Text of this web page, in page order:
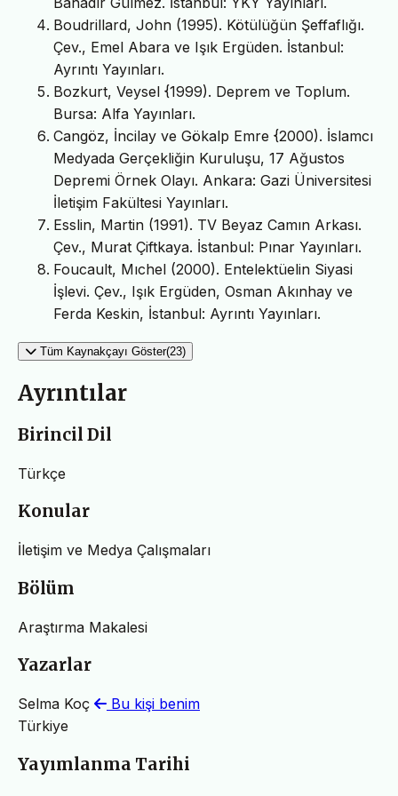
Boudrillard, John (1995). Kötülüğün Şeffaflığı.
Çev., Emel Abara ve Işık Ergüden. İstanbul:
Ayrıntı Yayınları.
Bozkurt, Veysel {1999). Deprem ve Toplum.
Bursa: Alfa Yayınları.
Cangöz, İncilay ve Gökalp Emre {2000). İslamcı
Medyada Gerçekliğin Kuruluşu, 17 Ağustos
Depremi Örnek Olayı. Ankara: Gazi Üniversitesi
İletişim Fakültesi Yayınları.
Esslin, Martin (1991). TV Beyaz Camın Arkası.
Çev., Murat Çiftkaya. İstanbul: Pınar Yayınları.
Foucault, Mıchel (2000). Entelektüelin Siyasi
İşlevi. Çev., Işık Ergüden, Osman Akınhay ve
Ferda Keskin, İstanbul: Ayrıntı Yayınları.
Tüm Kaynakçayı Göster(23)
Ayrıntılar
Birincil Dil
Türkçe
Konular
İletişim ve Medya Çalışmaları
Bölüm
Araştırma Makalesi
Yazarlar
Selma Koç
Bu kişi benim
Türkiye
Yayımlanma Tarihi